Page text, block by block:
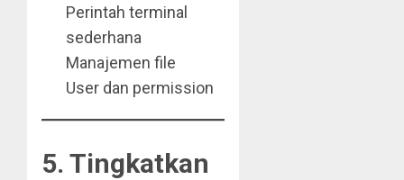
Perintah terminal
sederhana
Manajemen file
User dan permission
5. Tingkatkan